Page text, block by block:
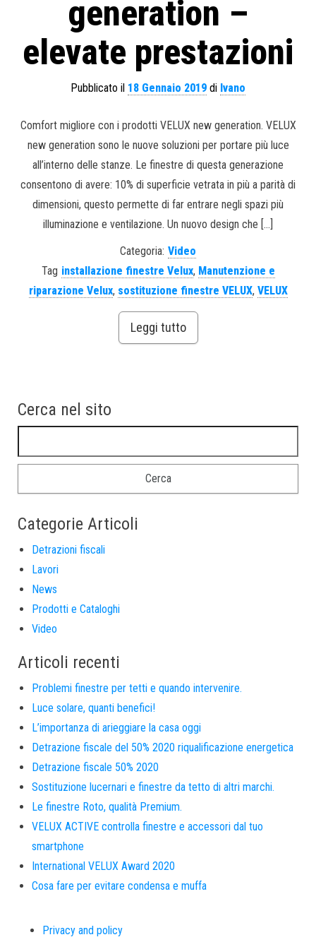
generation –
elevate prestazioni
Pubblicato il 18 Gennaio 2019 di Ivano
Comfort migliore con i prodotti VELUX new generation. VELUX
new generation sono le nuove soluzioni per portare più luce
all’interno delle stanze. Le finestre di questa generazione
consentono di avere: 10% di superficie vetrata in più a parità di
dimensioni, questo permette di far entrare negli spazi più
illuminazione e ventilazione. Un nuovo design che […]
Categoria: Video
Tag installazione finestre Velux, Manutenzione e
riparazione Velux, sostituzione finestre VELUX, VELUX
Leggi tutto
Cerca nel sito
Categorie Articoli
Detrazioni fiscali
Lavori
News
Prodotti e Cataloghi
Video
Articoli recenti
Problemi finestre per tetti e quando intervenire.
Luce solare, quanti benefici!
L’importanza di arieggiare la casa oggi
Detrazione fiscale del 50% 2020 riqualificazione energetica
Detrazione fiscale 50% 2020
Sostituzione lucernari e finestre da tetto di altri marchi.
Le finestre Roto, qualità Premium.
VELUX ACTIVE controlla finestre e accessori dal tuo
smartphone
International VELUX Award 2020
Cosa fare per evitare condensa e muffa
Privacy and policy